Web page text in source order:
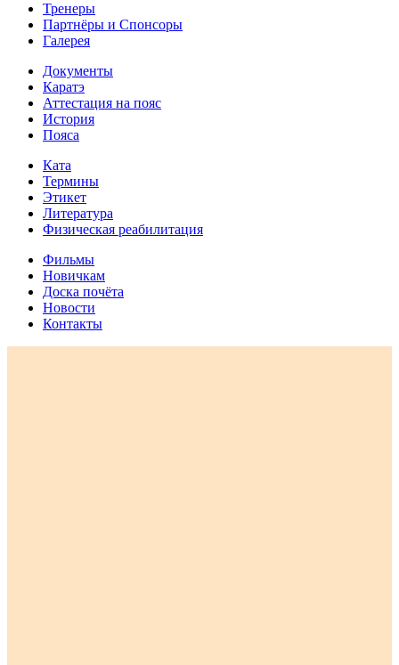
Тренеры
Партнёры и Спонсоры
Галерея
Документы
Каратэ
Аттестация на пояс
История
Пояса
Ката
Термины
Этикет
Литература
Физическая реабилитация
Фильмы
Новичкам
Доска почёта
Новости
Контакты